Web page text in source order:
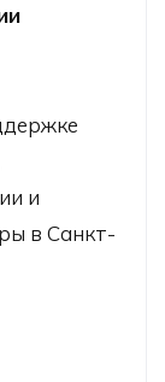
и
в Санкт-
«Италия